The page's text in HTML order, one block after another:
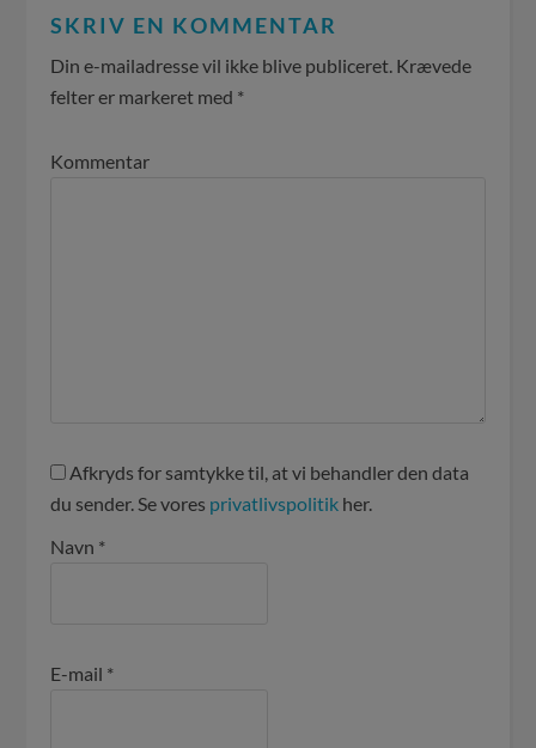
SKRIV EN KOMMENTAR
Din e-mailadresse vil ikke blive publiceret. Krævede
felter er markeret med *
Kommentar
Afkryds for samtykke til, at vi behandler den data
du sender. Se vores privatlivspolitik her.
Navn *
E-mail *